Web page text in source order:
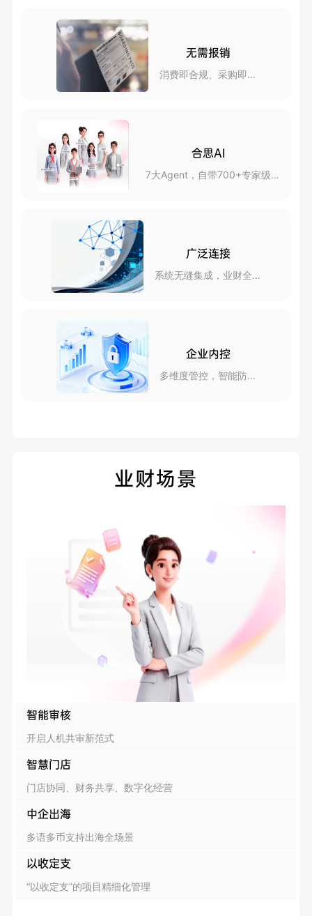
无需报销
消费即合规、采购即报
合思AI
7大Agent，自带700+专家级
广泛连接
系统无缝集成，业财全互
企业内控
多维度管控，智能防风
业财场景
智能审核
开启人机共审新范式
智慧门店
门店协同、财务共享、数字化经营
中企出海
多语多币支持出海全场景
以收定支
“以收定支”的项目精细化管理